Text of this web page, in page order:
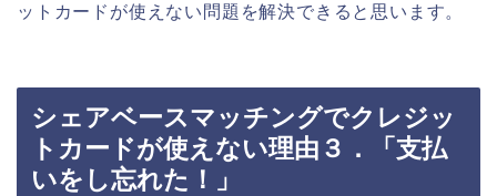
ットカードが使えない問題を解決できると思います。
シェアベースマッチングでクレジッ
トカードが使えない理由３．「支払
いをし忘れた！」